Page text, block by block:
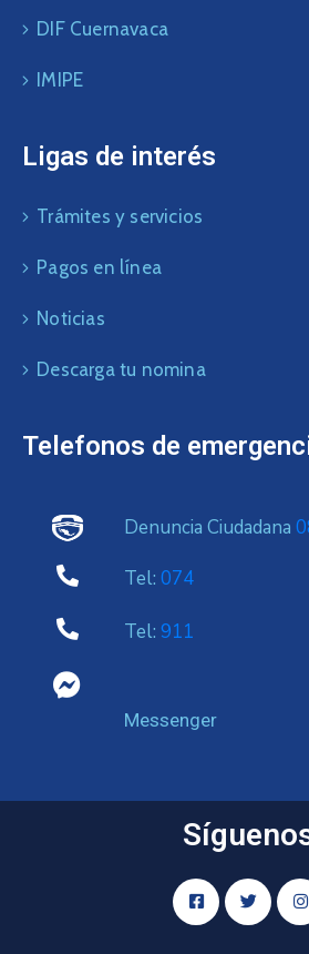
DIF Cuernavaca
IMIPE
Ligas de interés
Trámites y servicios
Pagos en línea
Noticias
Descarga tu nomina
Telefonos de
Denuncia Ciudadana
Tel: 074
Tel: 911
Messenger